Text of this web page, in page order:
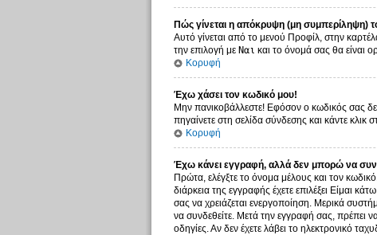
Πώς γίνεται η απόκρυψη (μη συμπερίληψη)
Αυτό γίνεται από το μενού Προφίλ, στην
την επιλογή με Ναι και το όνομά σας θα είναι
Κορυφή
Έχω χάσει τον κωδικό μου!
Μην πανικοβάλλεστε! Εφόσον ο κωδικός σας
πηγαίνετε στη σελίδα σύνδεσης και κάντε κλικ
Κορυφή
Έχω κάνει εγγραφή, αλλά δεν μπορώ να
Πρώτα, ελέγξτε το όνομα μέλους και τον
διάρκεια της εγγραφής έχετε επιλέξει Είμαι
σας να χρειάζεται ενεργοποίηση. Μερικά
να συνδεθείτε. Μετά την εγγραφή σας, πρέπει
οδηγίες. Αν δεν έχετε λάβει το ηλεκτρονικό